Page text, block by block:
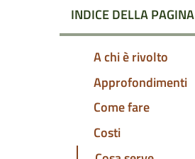
INDICE DELLA PAGINA
A chi è rivolto
Approfondimenti
Come fare
Costi